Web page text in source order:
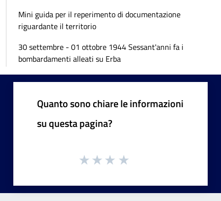
Mini guida per il reperimento di documentazione
riguardante il territorio
30 settembre - 01 ottobre 1944 Sessant'anni fa i
bombardamenti alleati su Erba
Quanto sono chiare le informazioni
su questa pagina?